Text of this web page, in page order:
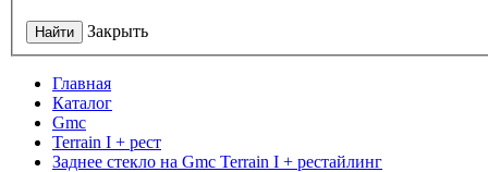
Найти Закрыть
Главная
Каталог
Gmc
Terrain I + рест
Заднее стекло на Gmc Terrain I + рестайлинг